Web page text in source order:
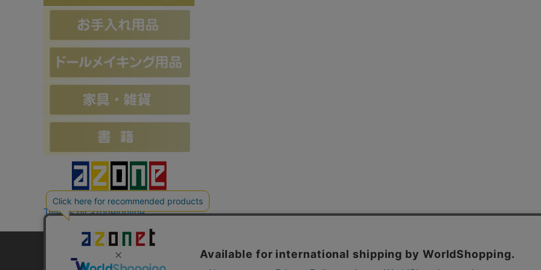
Tweets by azonetonline
お支払方法について よくあるご質問